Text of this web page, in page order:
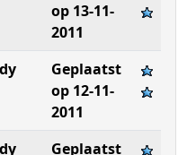
op 13-11-
2011
Geplaatst
op 12-11-
2011
Geplaatst